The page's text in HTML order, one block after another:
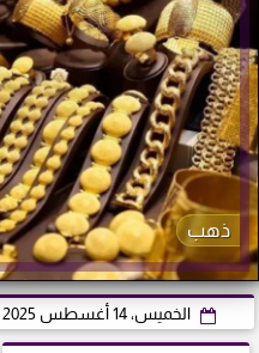
ذهب
الخميس، 14 أغسطس 2025